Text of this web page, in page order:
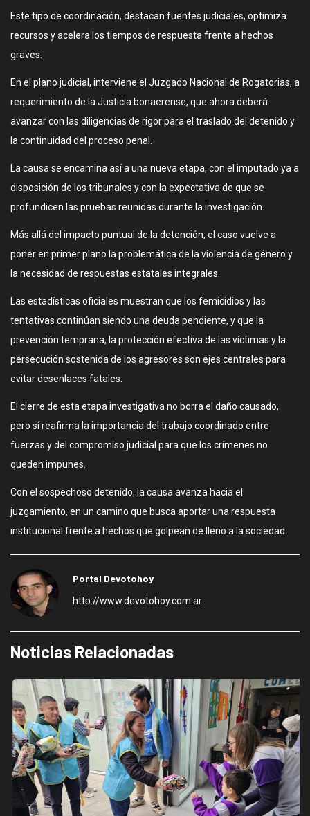
Este tipo de coordinación, destacan fuentes judiciales, optimiza
recursos y acelera los tiempos de respuesta frente a hechos
graves.
En el plano judicial, interviene el Juzgado Nacional de Rogatorias, a
requerimiento de la Justicia bonaerense, que ahora deberá
avanzar con las diligencias de rigor para el traslado del detenido y
la continuidad del proceso penal.
La causa se encamina así a una nueva etapa, con el imputado ya a
disposición de los tribunales y con la expectativa de que se
profundicen las pruebas reunidas durante la investigación.
Más allá del impacto puntual de la detención, el caso vuelve a
poner en primer plano la problemática de la violencia de género y
la necesidad de respuestas estatales integrales.
Las estadísticas oficiales muestran que los femicidios y las
tentativas continúan siendo una deuda pendiente, y que la
prevención temprana, la protección efectiva de las víctimas y la
persecución sostenida de los agresores son ejes centrales para
evitar desenlaces fatales.
El cierre de esta etapa investigativa no borra el daño causado,
pero sí reafirma la importancia del trabajo coordinado entre
fuerzas y del compromiso judicial para que los crímenes no
queden impunes.
Con el sospechoso detenido, la causa avanza hacia el
juzgamiento, en un camino que busca aportar una respuesta
institucional frente a hechos que golpean de lleno a la sociedad.
Portal Devotohoy
http://www.devotohoy.com.ar
Noticias Relacionadas